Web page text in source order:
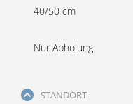
40/50 cm
Nur Abholung
STANDORT